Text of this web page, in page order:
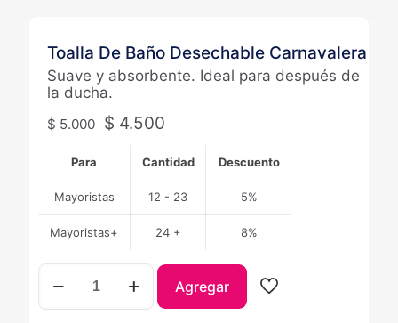
Toalla De Baño Desechable Carnavalera
Suave y absorbente. Ideal para después de
la ducha.
$5.000 $ 4.500
Para Cantidad Descuento
Mayoristas 12 - 23 5%
Mayoristas+ 24 + 8%
Toalla
Baño
Agregar